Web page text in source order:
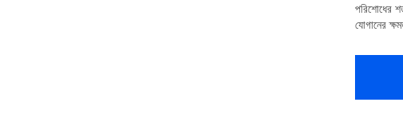
পরিশোধের
যোগানের